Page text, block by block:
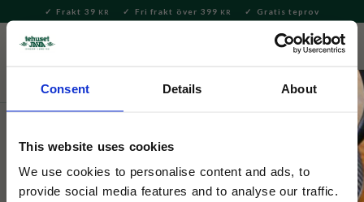
Consent Details About
This website uses cookies
We use cookies to personalise content and ads, to
provide social media features and to analyse our traffic.
Meny
Frakt 39 KR Fri frakt över 399 KR Gratis teprov
Hem & Inredningsdetaljer
Stig Lindberg
Berså Skärbräda 30x20cm